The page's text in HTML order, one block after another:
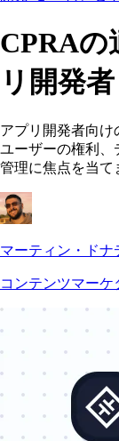
CPRAの
リ開発者
アプリ開発者向け
ユーザーの権利、
管理に焦点を当て
マーティン・ドナ
コンテンツマーケ